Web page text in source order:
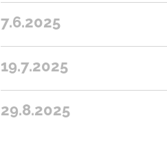
7.6.2025
19.7.2025
29.8.2025